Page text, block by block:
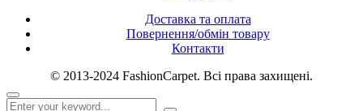
Доставка та оплата
Повернення/обмін товару
Контакти
© 2013-2024 FashionCarpet. Всі права захищені.